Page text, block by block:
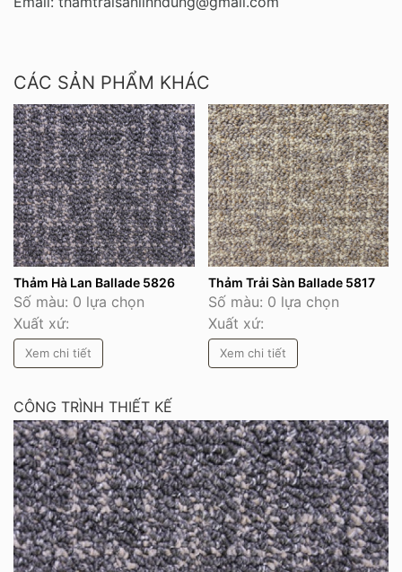
CÁC SẢN PHẨM KHÁC
Thảm Hà Lan Ballade 5826
Số màu: 0 lựa chọn
Xuất xứ:
Xem chi tiết
Thảm Trải Sàn Ballade 5817
Số màu: 0 lựa chọn
Xuất xứ:
Xem chi tiết
CÔNG TRÌNH THIẾT KẾ